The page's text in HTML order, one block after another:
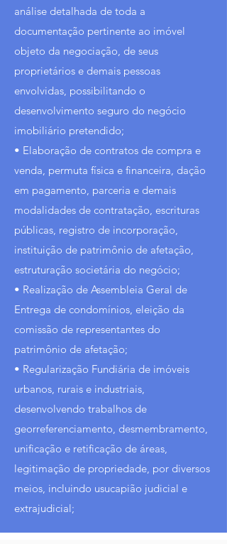
análise detalhada de toda a
documentação pertinente ao imóvel
objeto da negociação, de seus
proprietários e demais pessoas
envolvidas, possibilitando o
desenvolvimento seguro do negócio
imobiliário pretendido;
• Elaboração de contratos de compra e
venda, permuta física e financeira, dação
em pagamento, parceria e demais
modalidades de contratação, escrituras
públicas, registro de incorporação,
instituição de patrimônio de afetação,
estruturação societária do negócio;
• Realização de Assembleia Geral de
Entrega de condomínios, eleição da
comissão de representantes do
patrimônio de afetação;
• Regularização Fundiária de imóveis
urbanos, rurais e industriais,
desenvolvendo trabalhos de
georreferenciamento, desmembramento,
unificação e retificação de áreas,
legitimação de propriedade, por diversos
meios, incluindo usucapião judicial e
extrajudicial;